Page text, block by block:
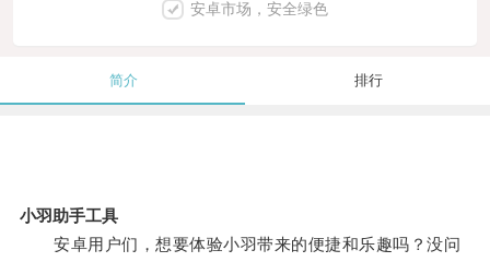
安卓市场，安全绿色
简介 排行
小羽助手工具
安卓用户们，想要体验小羽带来的便捷和乐趣吗？没问